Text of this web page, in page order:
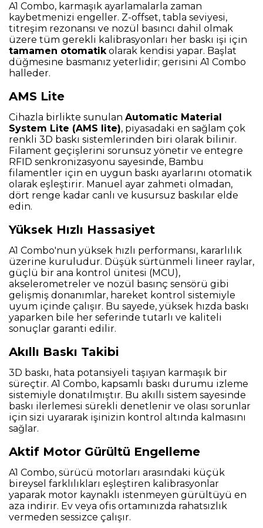
A1 Combo, karmaşık ayarlamalarla zaman
kaybetmenizi engeller. Z-offset, tabla seviyesi,
titreşim rezonansı ve nozül basıncı dahil olmak
üzere tüm gerekli kalibrasyonları her baskı işi için
tamamen otomatikolarak kendisi yapar. Başlat
düğmesine basmanız yeterlidir; gerisini A1 Combo
halleder.
AMS Lite
Cihazla birlikte sunulan Automatic Material
System Lite (AMS lite), piyasadaki en sağlam çok
renkli 3D baskı sistemlerinden biri olarak bilinir.
Filament geçişlerini sorunsuz yönetir ve entegre
RFID senkronizasyonu sayesinde, Bambu
filamentler için en uygun baskı ayarlarını otomatik
olarak eşleştirir. Manuel ayar zahmeti olmadan,
dört renge kadar canlı ve kusursuz baskılar elde
edin.
Yüksek Hızlı Hassasiyet
A1 Combo'nun yüksek hızlı performansı, kararlılık
üzerine kuruludur. Düşük sürtünmeli lineer raylar,
güçlü bir ana kontrol ünitesi (MCU),
akselerometreler ve nozül basınç sensörü gibi
gelişmiş donanımlar, hareket kontrol sistemiyle
uyum içinde çalışır. Bu sayede, yüksek hızda baskı
yaparken bile her seferinde tutarlı ve kaliteli
sonuçlar garanti edilir.
Akıllı Baskı Takibi
3D baskı, hata potansiyeli taşıyan karmaşık bir
süreçtir. A1 Combo, kapsamlı baskı durumu izleme
sistemiyle donatılmıştır. Bu akıllı sistem sayesinde
baskı ilerlemesi sürekli denetlenir ve olası sorunlar
için sizi uyararak işinizin kontrol altında kalmasını
sağlar.
Aktif Motor Gürültü Engelleme
A1 Combo, sürücü motorları arasındaki küçük
bireysel farklılıkları eşleştiren kalibrasyonlar
yaparak motor kaynaklı istenmeyen gürültüyü en
aza indirir. Ev veya ofis ortamınızda rahatsızlık
vermeden sessizce çalışır.